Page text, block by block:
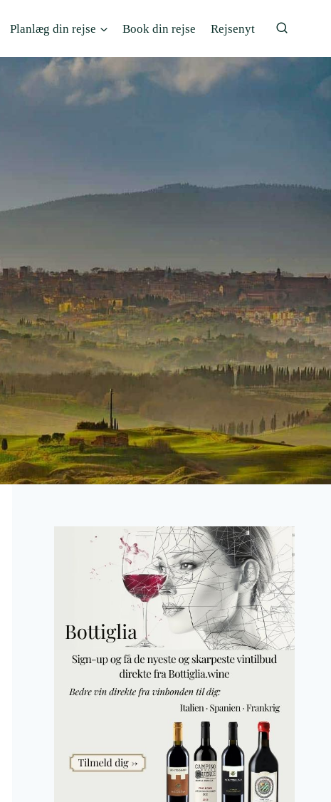
Planlæg din rejse Book din rejse Rejsenyt